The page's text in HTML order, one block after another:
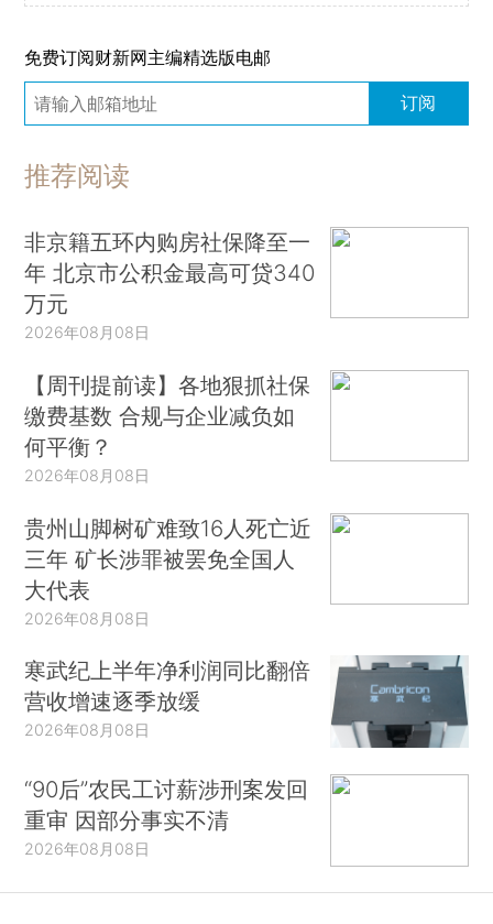
免费订阅财新网主编精选版电邮
订阅
推荐阅读
非京籍五环内购房社保降至一
年 北京市公积金最高可贷340
万元
2026年08月08日
【周刊提前读】各地狠抓社保
缴费基数 合规与企业减负如
何平衡？
2026年08月08日
贵州山脚树矿难致16人死亡近
三年 矿长涉罪被罢免全国人
大代表
2026年08月08日
寒武纪上半年净利润同比翻倍
营收增速逐季放缓
2026年08月08日
“90后”农民工讨薪涉刑案发回
重审 因部分事实不清
2026年08月08日